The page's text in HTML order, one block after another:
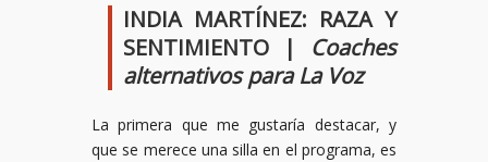
INDIA MARTÍNEZ: RAZA Y
SENTIMIENTO | Coaches
alternativos para La Voz
La primera que me gustaría destacar, y
que se merece una silla en el programa, es